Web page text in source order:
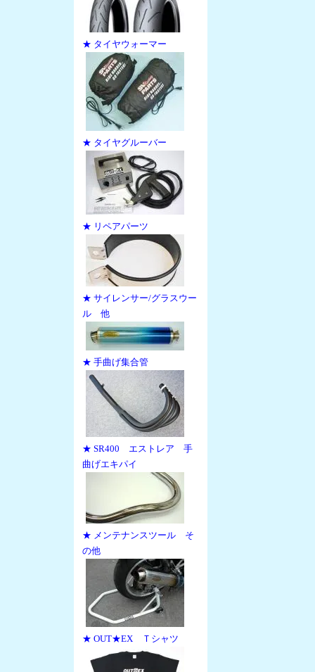
★ タイヤウォーマー
★ タイヤグルーバー
★ リペアパーツ
★ サイレンサー/グラスウー
ル 他
★ 手曲げ集合管
★ SR400 エストレア 手
曲げエキパイ
★ メンテナンスツール そ
の他
★ OUT★EX Ｔシャツ